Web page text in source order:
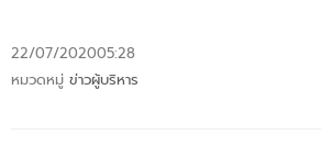
22/07/202005:28
หมวดหมู่ ข่าวผู้บริหาร